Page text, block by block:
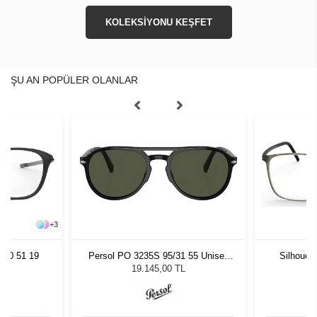
KOLEKSİYONU KEŞFET
ŞU AN POPÜLER OLANLAR
+3
51 19
Persol PO 3235S 95/31 55 Unisex
Güneş Gözlüğü
19.145,00 TL